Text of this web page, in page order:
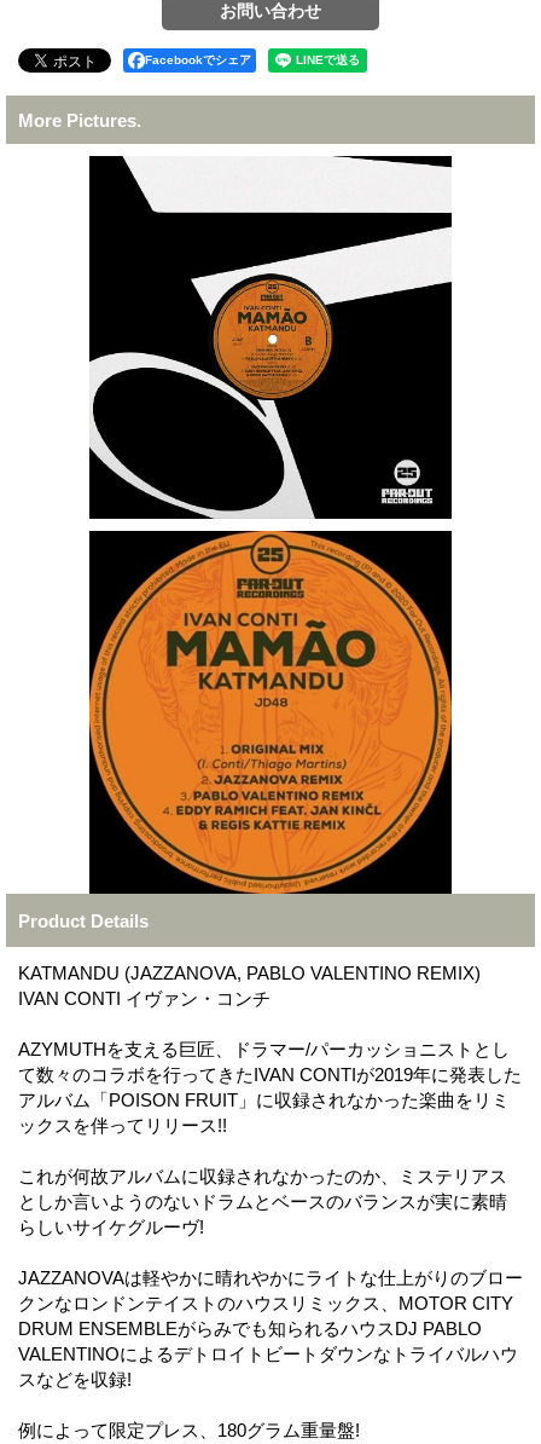
Facebookでシェア
More Pictures.
Product Details
KATMANDU (JAZZANOVA, PABLO VALENTINO REMIX)
IVAN CONTI イヴァン・コンチ
AZYMUTHを支える巨匠、ドラマー/パーカッショニストとし
て数々のコラボを行ってきたIVAN CONTIが2019年に発表した
アルバム「POISON FRUIT」に収録されなかった楽曲をリミ
ックスを伴ってリリース!!
これが何故アルバムに収録されなかったのか、ミステリアス
としか言いようのないドラムとベースのバランスが実に素晴
らしいサイケグルーヴ!
JAZZANOVAは軽やかに晴れやかにライトな仕上がりのブロー
クンなロンドンテイストのハウスリミックス、MOTOR CITY
DRUM ENSEMBLEがらみでも知られるハウスDJ PABLO
VALENTINOによるデトロイトビートダウンなトライバルハウ
スなどを収録!
例によって限定プレス、180グラム重量盤!